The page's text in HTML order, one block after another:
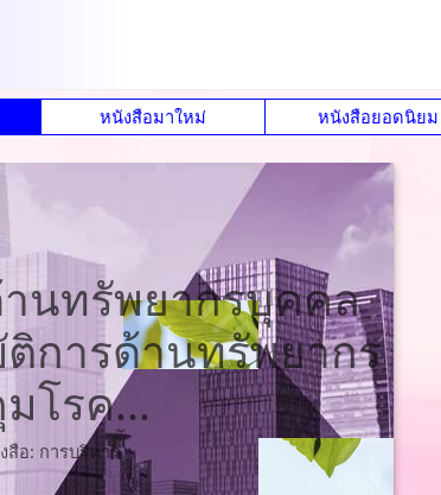
หนังสือมาใหม่ หนังสือยอดนิยม
นทรัพยากรบุคคล
การด้านทรัพยากร
โรค...
อ: การบริหาร